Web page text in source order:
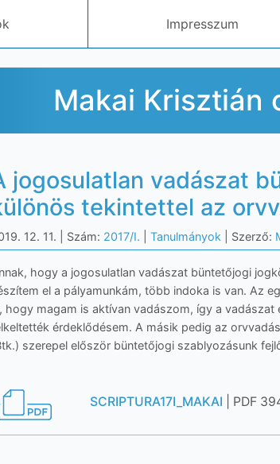
Impresszum
Makai Krisztián
jogosulatlan vadászat
tekintettel az
12. 11. | Szám: 2017/I. Tanulmányok | Szerző:
hogy a jogosulatlan vadászat büntetőjogi
el a pályamunkám, több indoka is van. Az
hogy magam is aktívan vadászom, így a
érdeklődésem. A másik pedig az
szerepel először büntetőjogi szablyozásunk
SCRIPTURA17I_MAKAI | PDF